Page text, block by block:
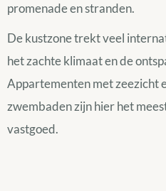
promenade en stranden.
De kustzone trekt veel
het zachte klimaat en de
Appartementen met zeezicht
zwembaden zijn hier het
vastgoed.